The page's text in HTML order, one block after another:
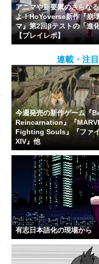
アニマや新要素のさらな
よ！HoYoverse新作『崩
マ』第2回βテストの「進
【プレイレポ】
連載・注
今週発売の新作ゲーム『
Reincarnation』『
Fighting Souls』『ファ
XIV』他
有志日本語化の現場から